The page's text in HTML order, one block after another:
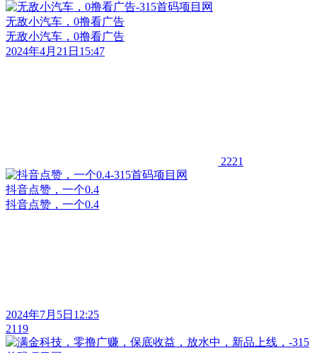
无敌小汽车，0撸看广告
无敌小汽车，0撸看广告
2024年4月21日15:47
2221
抖音点赞，一个0.4
抖音点赞，一个0.4
2024年7月5日12:25
2119